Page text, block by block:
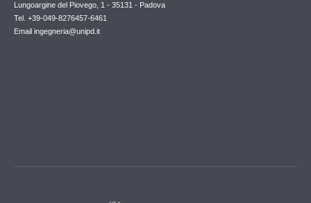
Lungoargine del Piovego, 1 - 35131 - Padova
Tel. +39-049-8276457-6461
Email ingegneria@unipd.it